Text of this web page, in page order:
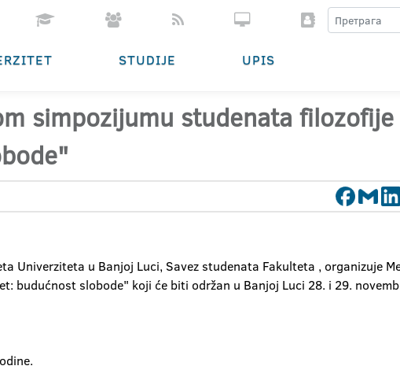
STUDIJE UPIS
simpozijumu studenata
Univerziteta u Banjoj Luci, Savez studenata Fakulteta , organizuje
budućnost slobode" koji će biti održan u Banjoj Luci 28. i 29.